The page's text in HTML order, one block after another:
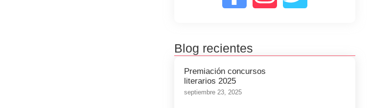
Blog recientes
Premiación concursos
literarios 2025
septiembre 23, 2025